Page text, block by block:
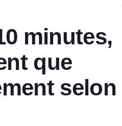
minutes,
que
selon